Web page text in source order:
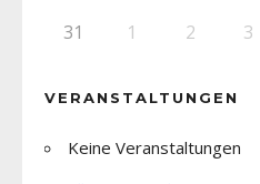
31 1 2 3
VERANSTALTUNGEN
Keine Veranstaltungen